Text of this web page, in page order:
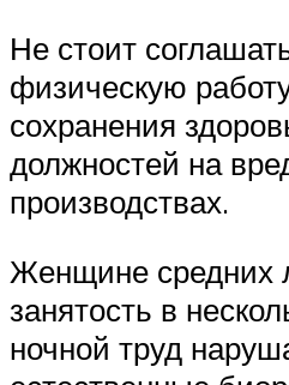
Не стоит
физическую
сохранения
должностей на
производствах.
Женщине средних
занятость в
ночной труд